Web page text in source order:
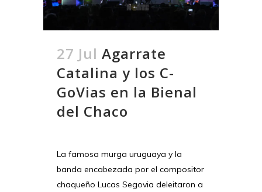
27 Jul Agarrate
Catalina y los C-
GoVias en la Bienal
del Chaco
La famosa murga uruguaya y la
banda encabezada por el compositor
chaqueño Lucas Segovia deleitaron a